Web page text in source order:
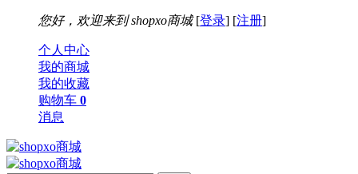
您好，欢迎来到 shopxo商城[登录] [注册]
个人中心
我的商城
我的收藏
购物车 0
消息